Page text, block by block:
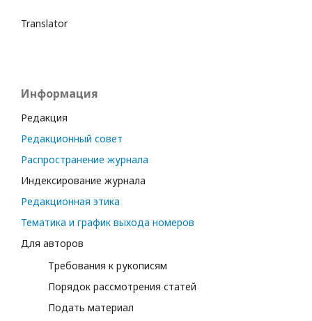
Translator
Информация
Редакция
Редакционный совет
Распространение журнала
Индексирование журнала
Редакционная этика
Тематика и график выхода номеров
Для авторов
Требования к рукописям
Порядок рассмотрения статей
Подать материал